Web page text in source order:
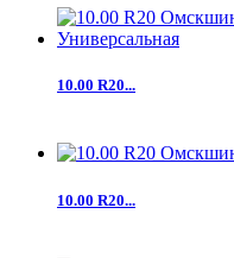
10.00 R20...
10.00 R20...